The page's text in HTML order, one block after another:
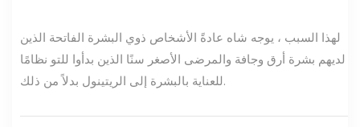
لهذا السبب ، يوجه شاه عادةً الأشخاص ذوي البشرة الفاتحة الذين
لديهم بشرة أرق وجافة والمرضى الأصغر سنًا الذين بدأوا للتو نظامًا
للعناية بالبشرة إلى الريتينول بدلاً من ذلك.